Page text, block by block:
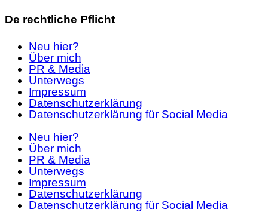
De rechtliche Pflicht
Neu hier?
Über mich
PR & Media
Unterwegs
Impressum
Datenschutzerklärung
Datenschutzerklärung für Social Media
Neu hier?
Über mich
PR & Media
Unterwegs
Impressum
Datenschutzerklärung
Datenschutzerklärung für Social Media